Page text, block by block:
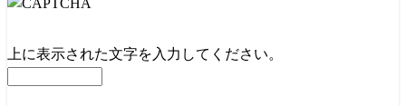
上に表示された文字を入力してください。